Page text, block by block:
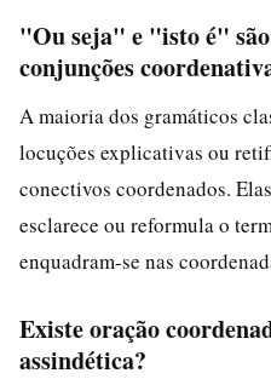
"Ou seja" e "isto é"
conjunções
A maioria dos gramáticos
locuções explicativas ou
conectivos coordenados.
esclarece ou reformula o
enquadram-se nas
Existe oração
assindética?